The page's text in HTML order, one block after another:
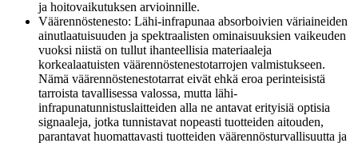
ja hoitovaikutuksen arvioinnille.
Väärennöstenesto: Lähi-infrapunaa absorboivien väriaineiden
ainutlaatuisuuden ja spektraalisten ominaisuuksien vaikeuden
vuoksi niistä on tullut ihanteellisia materiaaleja
korkealaatuisten väärennöstenestotarrojen valmistukseen.
Nämä väärennöstenestotarrat eivät ehkä eroa perinteisistä
tarroista tavallisessa valossa, mutta lähi-
infrapunatunnistuslaitteiden alla ne antavat erityisiä optisia
signaaleja, jotka tunnistavat nopeasti tuotteiden aitouden,
parantavat huomattavasti tuotteiden väärennösturvallisuutta ja